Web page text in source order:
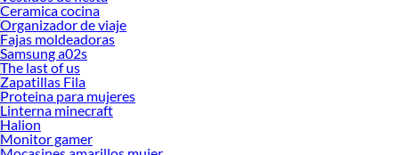
Ceramica cocina
Organizador de viaje
Fajas moldeadoras
Samsung a02s
The last of us
Zapatillas Fila
Proteina para mujeres
Linterna minecraft
Halion
Monitor gamer